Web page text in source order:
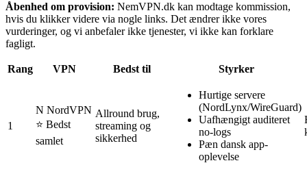
Åbenhed om provision: NemVPN.dk kan modtage kommission,
hvis du klikker videre via nogle links. Det ændrer ikke vores
vurderinger, og vi anbefaler ikke tjenester, vi ikke kan forklare
fagligt.
Rang VPN Bedst til Styrker
1
N NordVPN
⭐ Bedst
samlet
Allround brug,
streaming og
sikkerhed
Hurtige servere
(NordLynx/WireGuard)
Uafhængigt auditeret
no-logs
Pæn dansk app-
oplevelse